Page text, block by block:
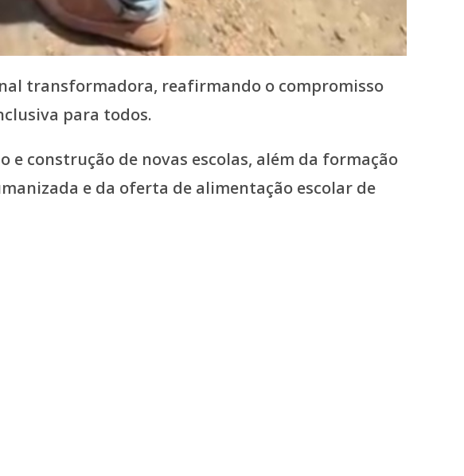
transformadora, reafirmando o compromisso
para todos.
construção de novas escolas, além da formação
e da oferta de alimentação escolar de